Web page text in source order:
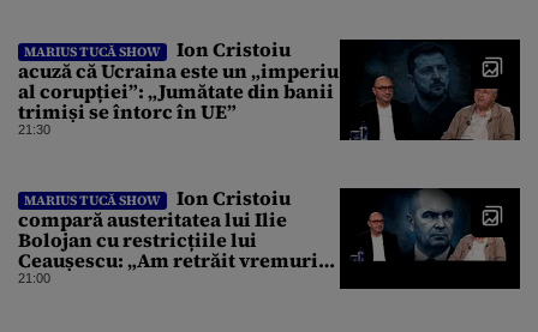
MARIUS TUCĂ SHOW
Ion Cristoiu
acuză că Ucraina este un „imperiu
al corupției”: „Jumătate din banii
trimiși se întorc în UE”
21:30
MARIUS TUCĂ SHOW
Ion Cristoiu
compară austeritatea lui Ilie
Bolojan cu restricțiile lui
Ceaușescu: „Am retrăit vremurile
tinereții”
21:00